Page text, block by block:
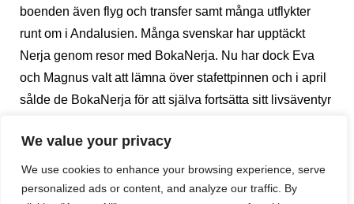
We value your privacy
We use cookies to enhance your browsing experience, serve
personalized ads or content, and analyze our traffic. By
boenden även flyg och transfer samt många utflykter
runt om i Andalusien. Många svenskar har upptäckt
Nerja genom resor med BokaNerja. Nu har dock Eva
och Magnus valt att lämna över stafettpinnen och i april
sålde de BokaNerja för att själva fortsätta sitt livsäventyr
1)Ni har skapat ett framgångsrikt företag i BokaNerja,